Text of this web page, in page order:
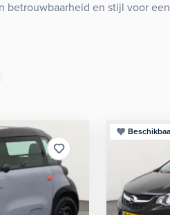
betrouwbaarheid en stijl voor